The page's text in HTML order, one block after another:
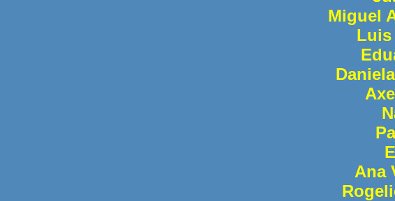
Miguel
Luis
Ana